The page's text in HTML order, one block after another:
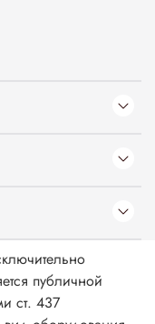
публичной
ст. 437